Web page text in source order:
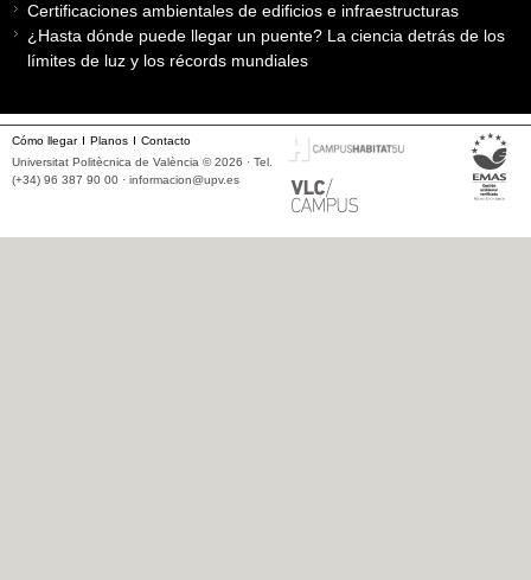
Certificaciones ambientales de edificios e infraestructuras
¿Hasta dónde puede llegar un puente? La ciencia detrás de los
límites de luz y los récords mundiales
Cómo llegar Planos
Contacto
Universitat Politècnica de València © 2026 · Tel.
(+34) 96 387 90 00 · informacion@upv.es